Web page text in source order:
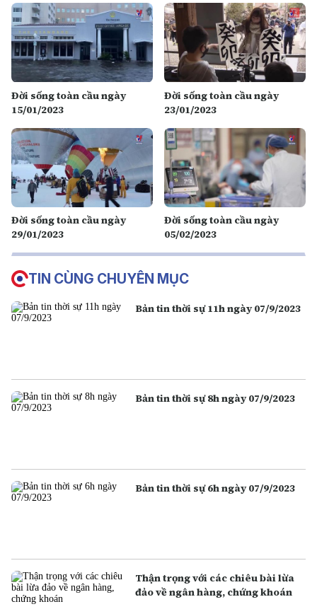
Đời sống toàn cầu ngày
15/01/2023
Đời sống toàn cầu ngày
23/01/2023
Đời sống toàn cầu ngày
29/01/2023
Đời sống toàn cầu ngày
05/02/2023
TIN CÙNG CHUYÊN MỤC
Bản tin thời sự 11h ngày 07/9/2023
Bản tin thời sự 8h ngày 07/9/2023
Bản tin thời sự 6h ngày 07/9/2023
Thận trọng với các chiêu bài lừa
đảo về ngân hàng, chứng khoán